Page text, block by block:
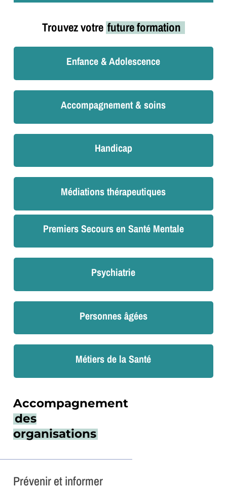
Trouvez votre future formation
Enfance & Adolescence
Accompagnement & soins
Handicap
Médiations thérapeutiques
Premiers Secours en Santé Mentale
Psychiatrie
Personnes âgées
Métiers de la Santé
Accompagnement
des
organisations
Prévenir et informer